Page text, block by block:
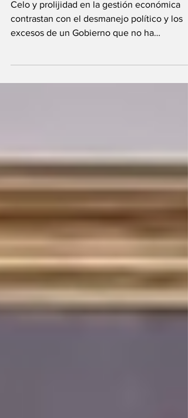
Celo y prolijidad en la gestión económica
contrastan con el desmanejo político y los
encontrado una...